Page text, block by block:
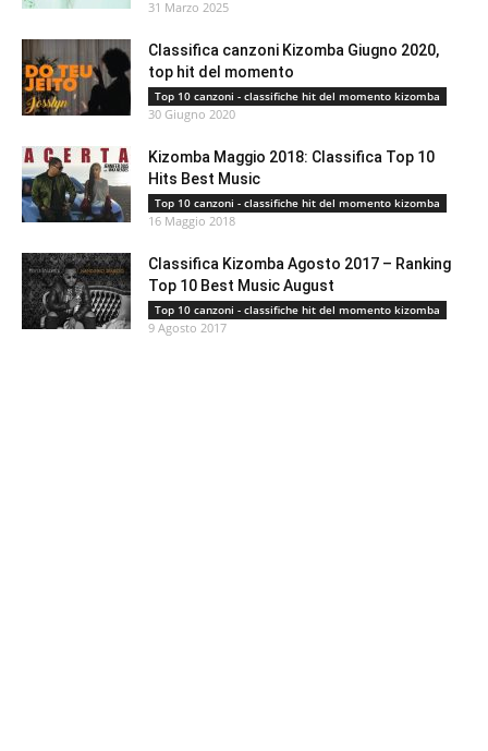
31 Marzo 2025
Classifica canzoni Kizomba Giugno 2020,
top hit del momento
Top 10 canzoni - classifiche hit del momento kizomba
30 Giugno 2020
Kizomba Maggio 2018: Classifica Top 10
Hits Best Music
Top 10 canzoni - classifiche hit del momento kizomba
16 Maggio 2018
Classifica Kizomba Agosto 2017 – Ranking
Top 10 Best Music August
Top 10 canzoni - classifiche hit del momento kizomba
9 Agosto 2017